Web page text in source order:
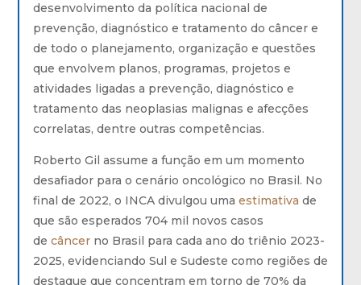
desenvolvimento da política nacional de
prevenção, diagnóstico e tratamento do câncer e
de todo o planejamento, organização e questões
que envolvem planos, programas, projetos e
atividades ligadas a prevenção, diagnóstico e
tratamento das neoplasias malignas e afecções
correlatas, dentre outras competências.
Roberto Gil assume a função em um momento
desafiador para o cenário oncológico no Brasil. No
final de 2022, o INCA divulgou uma estimativa de
que são esperados 704 mil novos casos
de câncerno Brasil para cada ano do triênio 2023-
2025, evidenciando Sul e Sudeste como regiões de
destaque que concentram em torno de 70% da